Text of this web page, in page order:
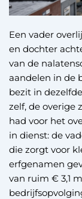
Een vader
en dochter
van de
aandelen in de
bezit in
zelf, de overige
had voor het
in dienst: de
die zorgt voor
erfgenamen
van ruim € 3,1